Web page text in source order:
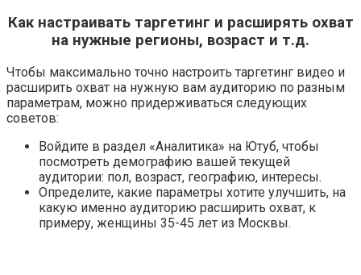
Как настраивать таргетинг и расширять охват
на нужные регионы, возраст и т.д.
Чтобы максимально точно настроить таргетинг видео и
расширить охват на нужную вам аудиторию по разным
параметрам, можно придерживаться следующих
советов:
Войдите в раздел «Аналитика» на Ютуб, чтобы
посмотреть демографию вашей текущей
аудитории: пол, возраст, географию, интересы.
Определите, какие параметры хотите улучшить, на
какую именно аудиторию расширить охват, к
примеру, женщины 35-45 лет из Москвы.